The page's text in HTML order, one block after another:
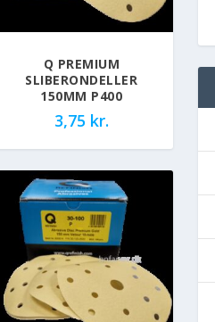
Q PREMIUM
SLIBERONDELLER
150MM P400
3,75 kr.